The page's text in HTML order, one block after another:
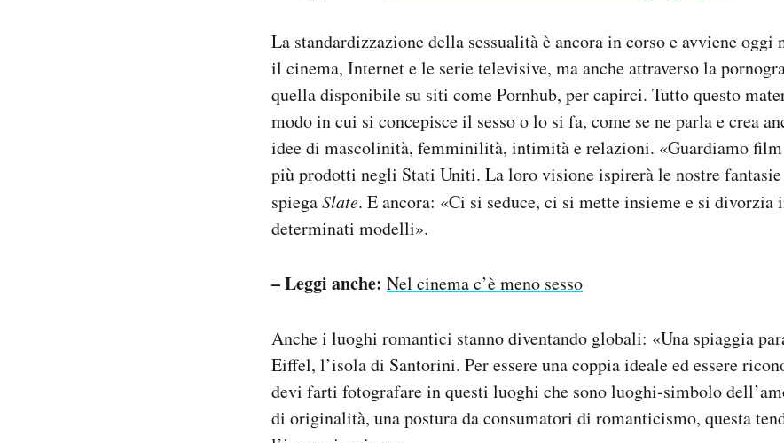
La standardizzazione della sessualità è ancora in corso e avviene oggi
il cinema, Internet e le serie televisive, ma anche attraverso la
quella disponibile su siti come Pornhub, per capirci. Tutto questo
modo in cui si concepisce il sesso o lo si fa, come se ne parla e crea
idee di mascolinità, femminilità, intimità e relazioni. «Guardiamo
più prodotti negli Stati Uniti. La loro visione ispirerà le nostre
spiegaSlate. E ancora: «Ci si seduce, ci si mette insieme e si divorzia
determinati modelli».
– Leggi anche: Nel cinema c’è meno sesso
Anche i luoghi romantici stanno diventando globali: «Una spiaggia
Eiffel, l’isola di Santorini. Per essere una coppia ideale ed essere
devi farti fotografare in questi luoghi che sono luoghi-simbolo
di originalità, una postura da consumatori di romanticismo, questa